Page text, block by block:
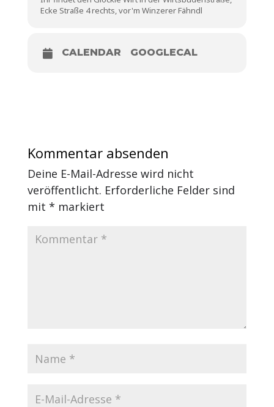
Ecke Straße 4 rechts, vor'm Winzerer Fähndl
CALENDAR GOOGLECAL
Kommentar absenden
Deine E-Mail-Adresse wird nicht
veröffentlicht. Erforderliche Felder sind
mit * markiert